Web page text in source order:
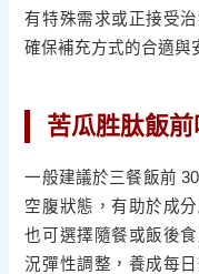
有特殊需求或正接受
確保補充方式的合適與
苦瓜胜肽飯
一般建議於三餐飯前
空腹狀態，有助於成
也可選擇隨餐或飯後
況彈性調整，養成每